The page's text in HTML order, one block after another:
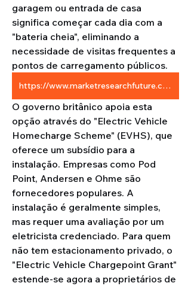
garagem ou entrada de casa
significa começar cada dia com a
"bateria cheia", eliminando a
necessidade de visitas frequentes a
pontos de carregamento públicos.
https://www.marketresearchfuture.com/reports/uk-electric-vehicle-charging-infrastructure-market-47061
O governo britânico apoia esta
opção através do "Electric Vehicle
Homecharge Scheme" (EVHS), que
oferece um subsídio para a
instalação. Empresas como Pod
Point, Andersen e Ohme são
fornecedores populares. A
instalação é geralmente simples,
mas requer uma avaliação por um
eletricista credenciado. Para quem
não tem estacionamento privado, o
"Electric Vehicle Chargepoint Grant"
estende-se agora a proprietários de